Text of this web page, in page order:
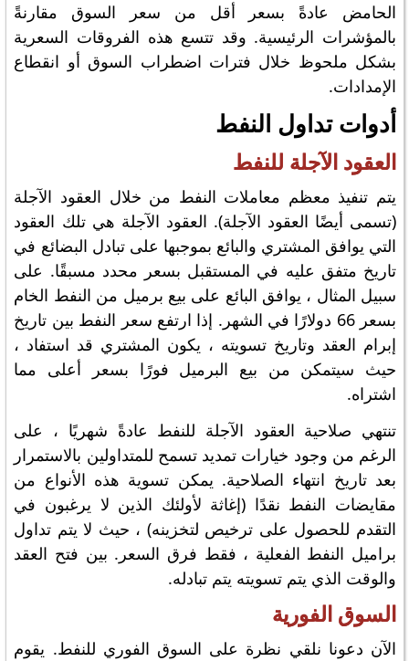
الحامض عادةً بسعر أقل من سعر السوق مقارنةً
بالمؤشرات الرئيسية. وقد تتسع هذه الفروقات السعرية
بشكل ملحوظ خلال فترات اضطراب السوق أو انقطاع
الإمدادات.
أدوات تداول النفط
العقود الآجلة للنفط
يتم تنفيذ معظم معاملات النفط من خلال العقود الآجلة
(تسمى أيضًا العقود الآجلة). العقود الآجلة هي تلك العقود
التي يوافق المشتري والبائع بموجبها على تبادل البضائع في
تاريخ متفق عليه في المستقبل بسعر محدد مسبقًا. على
سبيل المثال ، يوافق البائع على بيع برميل من النفط الخام
بسعر 66 دولارًا في الشهر. إذا ارتفع سعر النفط بين تاريخ
إبرام العقد وتاريخ تسويته ، يكون المشتري قد استفاد ،
حيث سيتمكن من بيع البرميل فورًا بسعر أعلى مما
اشتراه.
تنتهي صلاحية العقود الآجلة للنفط عادةً شهريًا ، على
الرغم من وجود خيارات تمديد تسمح للمتداولين بالاستمرار
بعد تاريخ انتهاء الصلاحية. يمكن تسوية هذه الأنواع من
مقايضات النفط نقدًا (إغاثة لأولئك الذين لا يرغبون في
التقدم للحصول على ترخيص لتخزينه) ، حيث لا يتم تداول
براميل النفط الفعلية ، فقط فرق السعر. بين فتح العقد
والوقت الذي يتم تسويته يتم تبادله.
السوق الفورية
الآن دعونا نلقي نظرة على السوق الفوري للنفط. يقوم